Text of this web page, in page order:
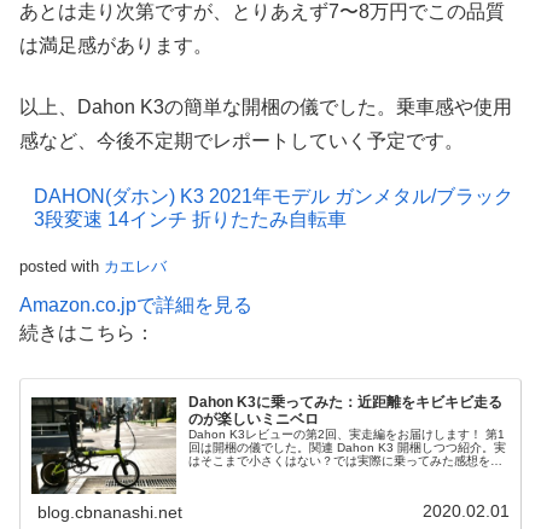
あとは走り次第ですが、とりあえず7〜8万円でこの品質
は満足感があります。
以上、Dahon K3の簡単な開梱の儀でした。乗車感や使用
感など、今後不定期でレポートしていく予定です。
DAHON(ダホン) K3 2021年モデル ガンメタル/ブラック
3段変速 14インチ 折りたたみ自転車
posted with カエレバ
Amazon.co.jpで詳細を見る
続きはこちら：
Dahon K3に乗ってみた：近距離をキビキビ走る
のが楽しいミニベロ
Dahon K3レビューの第2回、実走編をお届けします！ 第1
回は開梱の儀でした。関連 Dahon K3 開梱しつつ紹介。実
はそこまで小さくはない？では実際に乗ってみた感想を書
blog.cbnanashi.net 2020.02.01